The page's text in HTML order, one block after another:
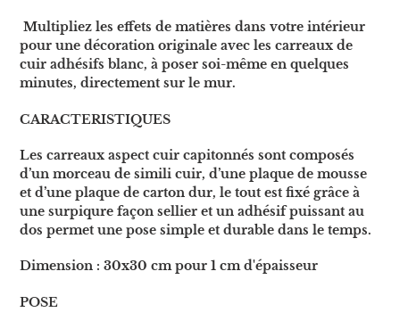
d'un
produit
à
votre
panier
Multipliez les effets de matières dans votre intérieur
pour une décoration originale avec les carreaux de
cuir adhésifs blanc, à poser soi-même en quelques
minutes, directement sur le mur.
CARACTERISTIQUES
Les carreaux aspect cuir capitonnés sont composés
d’un morceau de simili cuir, d’une plaque de mousse
et d’une plaque de carton dur, le tout est fixé grâce à
une surpiqure façon sellier et un adhésif puissant au
dos permet une pose simple et durable dans le temps.
Dimension : 30x30 cm pour 1 cm d'épaisseur
POSE